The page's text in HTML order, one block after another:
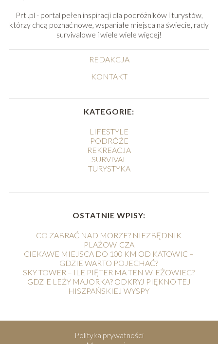
Prtl.pl - portal pełen inspiracji dla podróżników i turystów,
którzy chcą poznać nowe, wspaniałe miejsca na świecie, rady
survivalowe i wiele wiele więcej!
REDAKCJA
KONTAKT
KATEGORIE:
LIFESTYLE
PODRÓŻE
REKREACJA
SURVIVAL
TURYSTYKA
OSTATNIE WPISY:
CO ZABRAĆ NAD MORZE? NIEZBĘDNIK
PLAŻOWICZA
CIEKAWE MIEJSCA DO 100 KM OD KATOWIC –
GDZIE WARTO POJECHAĆ?
SKY TOWER – ILE PIĘTER MA TEN WIEŻOWIEC?
GDZIE LEŻY MAJORKA? ODKRYJ PIĘKNO TEJ
HISZPAŃSKIEJ WYSPY
Polityka prywatności